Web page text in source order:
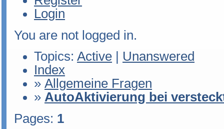
Login
You are not logged in.
Topics: Active
Unanswered
Index
» Allgemeine Fragen
» AutoAktivierung bei
Pages: 1